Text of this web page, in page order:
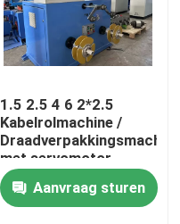
1.5 2.5 4 6 2*2.5
Kabelrolmachine /
Draadverpakkingsmachine
met servomotor
Aanvraag sturen